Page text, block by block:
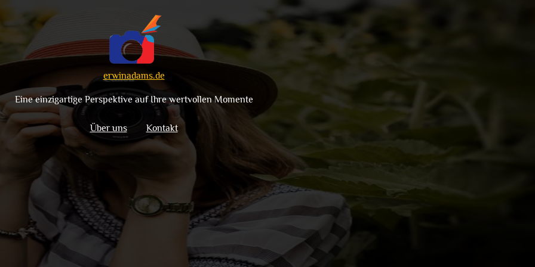
erwinadams.de
Eine einzigartige Perspektive auf Ihre wertvollen Momente
Über uns Kontakt